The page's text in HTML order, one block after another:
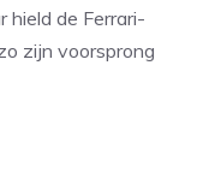
hield de Ferrari-
zijn voorsprong